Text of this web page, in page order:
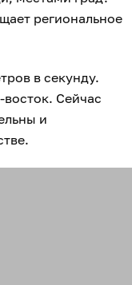
региональное
в секунду.
Сейчас
и